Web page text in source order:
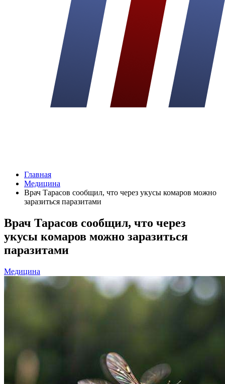
Главная
Медицина
Врач Тарасов сообщил, что через укусы комаров можно
заразиться паразитами
Врач Тарасов сообщил, что через
укусы комаров можно заразиться
паразитами
Медицина